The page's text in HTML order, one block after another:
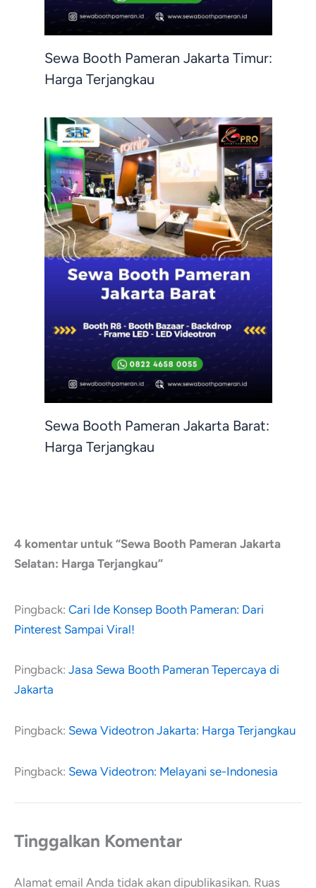
Sewa Booth Pameran Jakarta Timur:
Harga Terjangkau
Sewa Booth Pameran Jakarta Barat:
Harga Terjangkau
4 komentar untuk “Sewa Booth Pameran Jakarta
Selatan: Harga Terjangkau”
Pingback: Cari Ide Konsep Booth Pameran: Dari
Pinterest Sampai Viral!
Pingback: Jasa Sewa Booth Pameran Tepercaya di
Jakarta
Pingback: Sewa Videotron Jakarta: Harga Terjangkau
Pingback: Sewa Videotron: Melayani se-Indonesia
Tinggalkan Komentar
Alamat email Anda tidak akan dipublikasikan. Ruas